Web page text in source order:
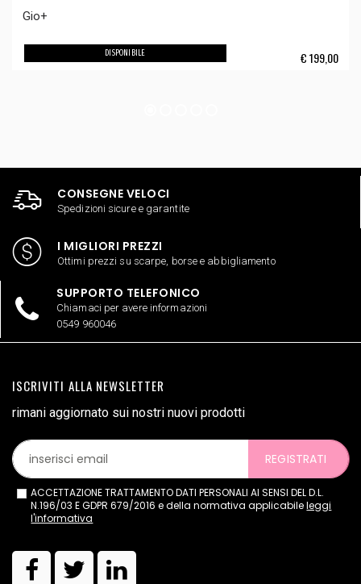
Gio+
€199,00
DISPONIBILE
CONSEGNE VELOCI
Spedizioni sicure e garantite
I MIGLIORI PREZZI
Ottimi prezzi su scarpe, borse e abbigliamento
SUPPORTO TELEFONICO
Chiamaci per avere informazioni
0549 960046
ISCRIVITI ALLA NEWSLETTER
rimani aggiornato sui nostri nuovi prodotti
REGISTRATI
ACCETTAZIONE TRATTAMENTO DATI PERSONALI AI SENSI DEL D.L.
N.196/03 E GDPR 679/2016 e della normativa applicabileleggi
l'informativa